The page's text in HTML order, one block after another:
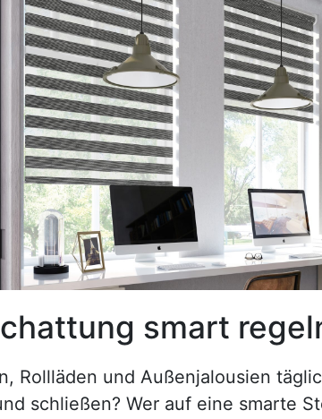
smart
Rollläden und Außenjalousien
schließen? Wer auf eine smarte